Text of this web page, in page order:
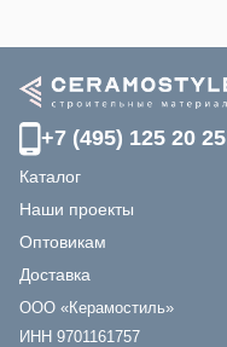
+7 (495) 125 20 25
Каталог
Наши проекты
Оптовикам
Доставка
ООО «Керамостиль»
ИНН 9701161757